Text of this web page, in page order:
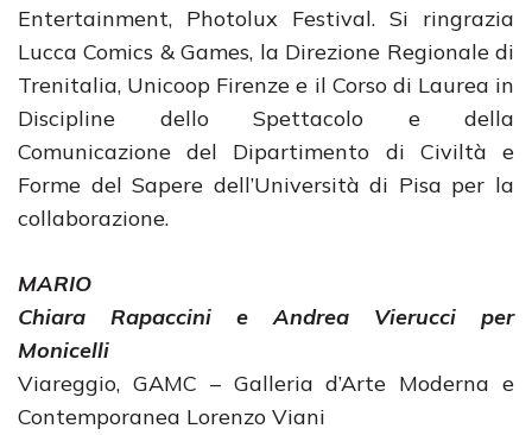
Entertainment, Photolux Festival. Si ringrazia
Lucca Comics & Games, la Direzione Regionale di
Trenitalia, Unicoop Firenze e il Corso di Laurea in
Discipline dello Spettacolo e della
Comunicazione del Dipartimento di Civiltà e
Forme del Sapere dell’Università di Pisa per la
collaborazione.
MARIO
Chiara Rapaccini e Andrea Vierucci per
Monicelli
Viareggio, GAMC – Galleria d’Arte Moderna e
Contemporanea Lorenzo Viani